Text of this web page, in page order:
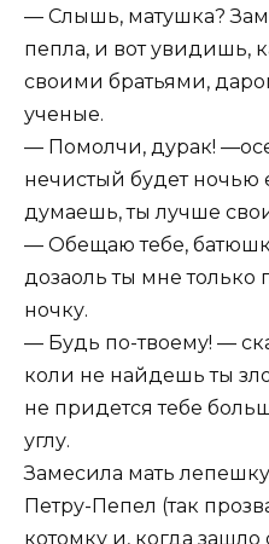
— Слышь, матушка?
пепла, и вот увидишь,
своими братьями,
ученые.
— Помолчи, дурак!
нечистый будет ночью
думаешь, ты лучше
— Обещаю тебе,
дозаоль ты мне только
ночку.
— Будь по-твоему! —
коли не найдешь ты
не придется тебе
углу.
Замесила мать
Петру-Пепел (так
котомку и, когда